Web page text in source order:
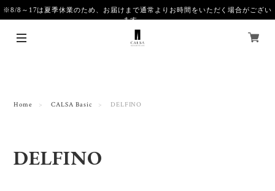
※8/8～17は夏季休業のため、お届けまで通常よりお時間をいただく場合がござい
ます。
Home CALSA Basic DELFINO
DELFINO